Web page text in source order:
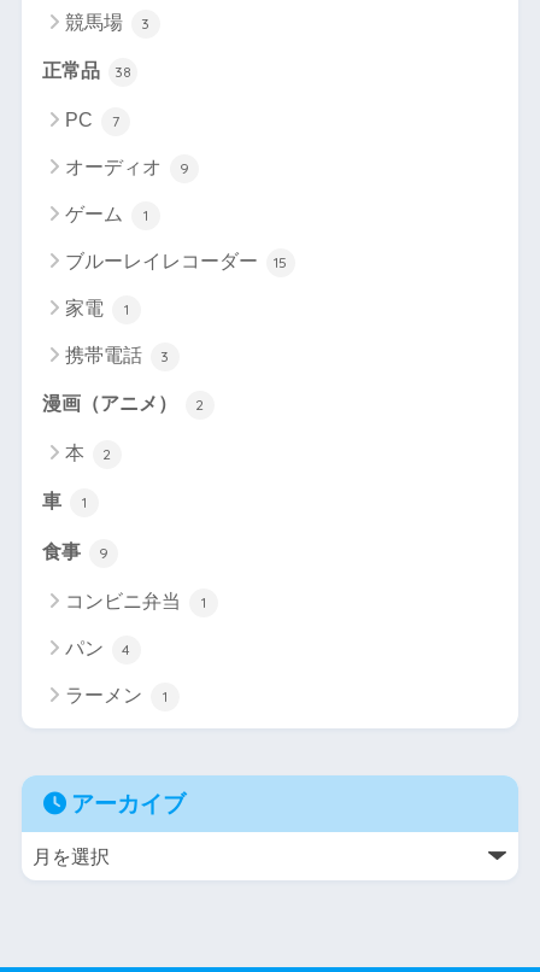
競馬場 3
正常品 38
PC 7
オーディオ 9
ゲーム 1
ブルーレイレコーダー 15
家電 1
携帯電話 3
漫画（アニメ） 2
本 2
車 1
食事 9
コンビニ弁当 1
パン 4
ラーメン 1
アーカイブ